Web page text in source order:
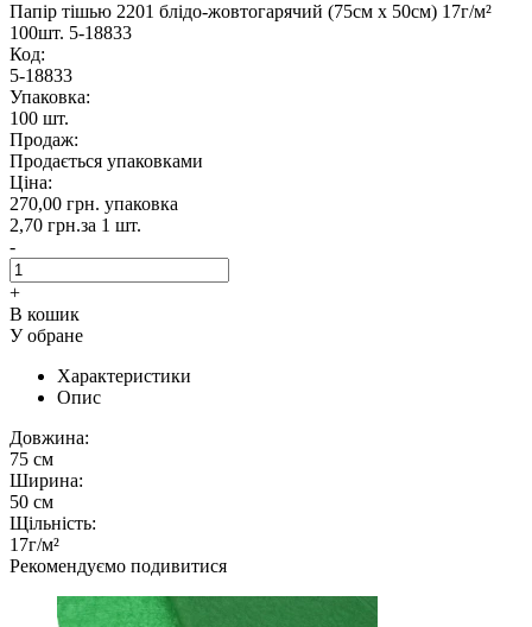
Папір тішью 2201 блідо-жовтогарячий (75см х 50см) 17г/м²
100шт. 5-18833
Код:
5-18833
Упаковка:
100 шт.
Продаж:
Продається упаковками
Ціна:
270,00 грн. упаковка
2,70 грн.за 1 шт.
-
+
В кошик
У обране
Характеристики
Опис
Довжина:
75 см
Ширина:
50 см
Щільність:
17г/м²
Рекомендуємо подивитися